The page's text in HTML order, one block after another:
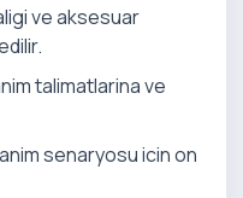
ve aksesuar
talimatlarina ve
senaryosu icin on